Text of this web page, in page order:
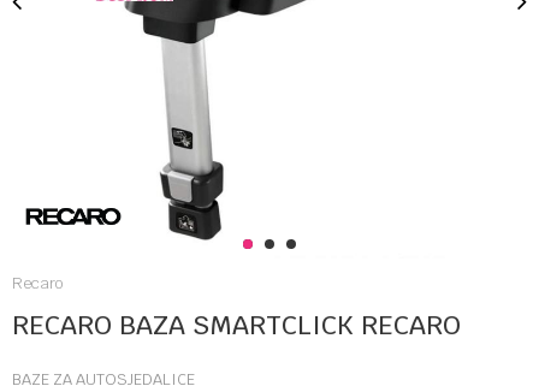
1 2 3
Recaro
RECARO BAZA SMARTCLICK RECARO
BAZE ZA AUTOSJEDALICE